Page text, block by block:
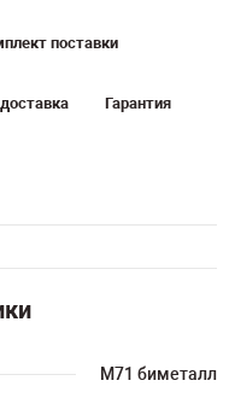
поставки
Гарантия
M71 биметалл